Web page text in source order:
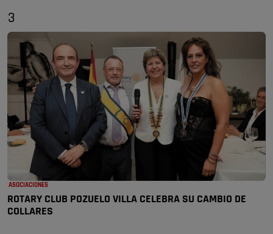
3
ASOCIACIONES
ROTARY CLUB POZUELO VILLA CELEBRA SU CAMBIO DE
COLLARES